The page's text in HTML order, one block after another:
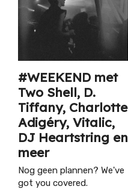
#WEEKEND met
Two Shell, D.
Tiffany, Charlotte
Adigéry, Vitalic,
DJ Heartstring en
meer
Nog geen plannen? We've
got you covered.